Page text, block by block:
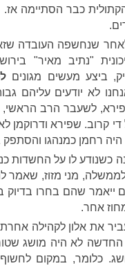
כבר הסתיימה
שנחשפה העובדה
"נתיב מאיר"
ביצע מעשים מגונים
לא יודעים עליהם
לשעבר הרב הראשי,
די קרוב. שפירא ודרוקמן
היה רחמן כמנהגו
כשנודע לו על החשדות
לממשלה, מני מזוז,
ייאמר שהם בחרו בדיוק
אחר.
את אלון לקהילה
לא היה מושג
כלומר, במקום